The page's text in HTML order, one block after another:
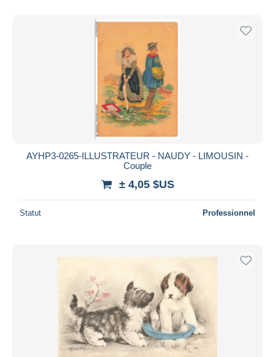
AYHP3-0265-ILLUSTRATEUR - NAUDY - LIMOUSIN -
Couple
± 4,05 $US
Statut Professionnel